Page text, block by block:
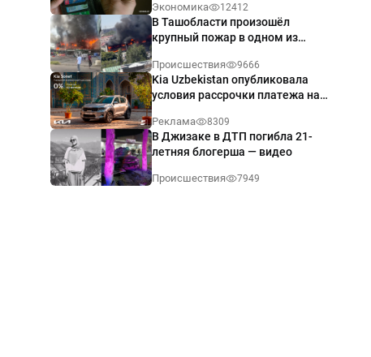
Экономика 12412
В Ташобласти произошёл
крупный пожар в одном из
Происшествия 9666
Kia Uzbekistan опубликовала
условия рассрочки платежа на
годовых
Реклама 8309
В Джизаке в ДТП погибла 21-
летняя блогерша — видео
Происшествия 7949